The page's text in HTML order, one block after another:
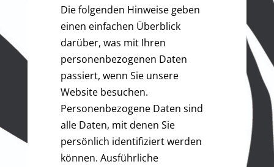
Die folgenden Hinweise geben
einen einfachen Überblick
darüber, was mit Ihren
personenbezogenen Daten
passiert, wenn Sie unsere
Website besuchen.
Personenbezogene Daten sind
alle Daten, mit denen Sie
persönlich identifiziert werden
können. Ausführliche